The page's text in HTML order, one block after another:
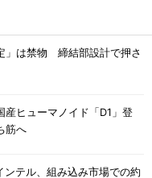
」は禁物 締結部設計で押さ
ヒューマノイド「D1」登
筋へ
ンテル、組み込み市場での約